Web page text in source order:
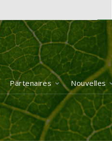
Partenaires Nouvelles